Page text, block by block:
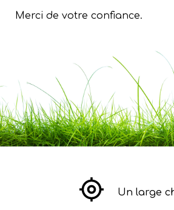
Merci de votre confiance.
Un large